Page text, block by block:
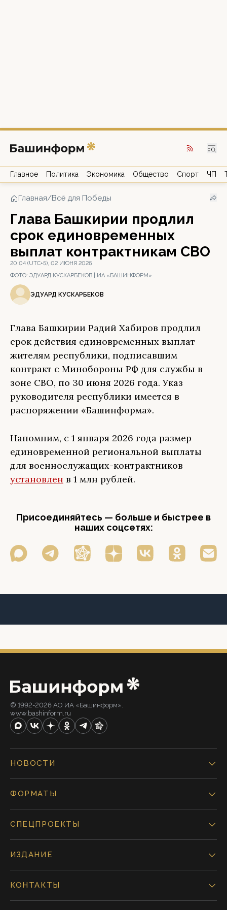
Главное Политика Экономика Общество Спорт ЧП
Главная/Всё для Победы
Глава Башкирии продлил
срок единовременных
выплат контрактникам СВО
20:04 (UTC+5), 02 ИЮНЯ 2026
ФОТО: ЭДУАРД КУСКАРБЕКОВ | ИА «БАШИНФОРМ»
ЭДУАРД КУСКАРБЕКОВ
Глава Башкирии Радий Хабиров продлил
срок действия единовременных выплат
жителям республики, подписавшим
контракт с Минобороны РФ для службы в
зоне СВО, по 30 июня 2026 года. Указ
руководителя республики имеется в
распоряжении «Башинформа».
Напомним, с 1 января 2026 года размер
единовременной региональной выплаты
для военнослужащих-контрактников
установлен в 1 млн рублей.
Присоединяйтесь — больше и быстрее в
наших соцсетях:
© 1992-2026 АО ИА «Башинформ».
www.bashinform.ru
НОВОСТИ
ФОРМАТЫ
СПЕЦПРОЕКТЫ
ИЗДАНИЕ
КОНТАКТЫ